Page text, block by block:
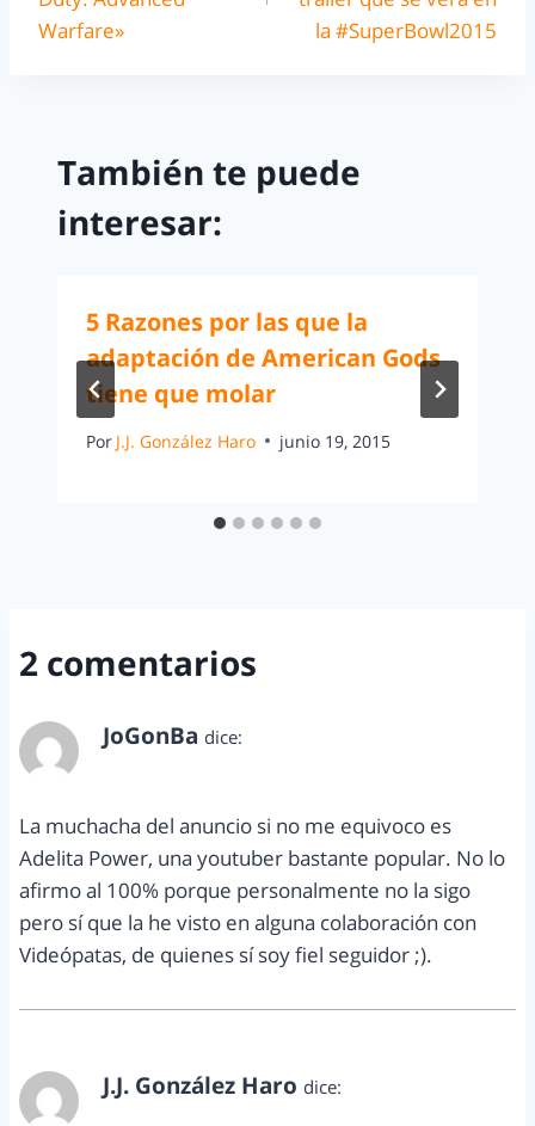
Warfare»
la #SuperBowl2015
También te puede
interesar:
5 Razones por las que la
adaptación de American Gods
tiene que molar
Por J.J. González Haro junio 19, 2015
2 comentarios
JoGonBa dice:
La muchacha del anuncio si no me equivoco es
Adelita Power, una youtuber bastante popular. No lo
afirmo al 100% porque personalmente no la sigo
pero sí que la he visto en alguna colaboración con
Videópatas, de quienes sí soy fiel seguidor ;).
J.J. González Haro dice: